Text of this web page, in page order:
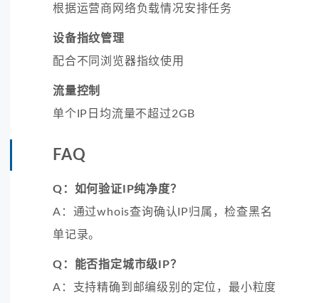
根据运营商网络负载情况安排任务
设备指纹管理
配合不同浏览器指纹使用
流量控制
单个IP日均流量不超过2GB
FAQ
Q：如何验证IP纯净度？
A：通过whois查询确认IP归属，检查黑名
单记录。
Q：能否指定城市级IP？
A：支持精确到邮编级别的定位，最小粒度